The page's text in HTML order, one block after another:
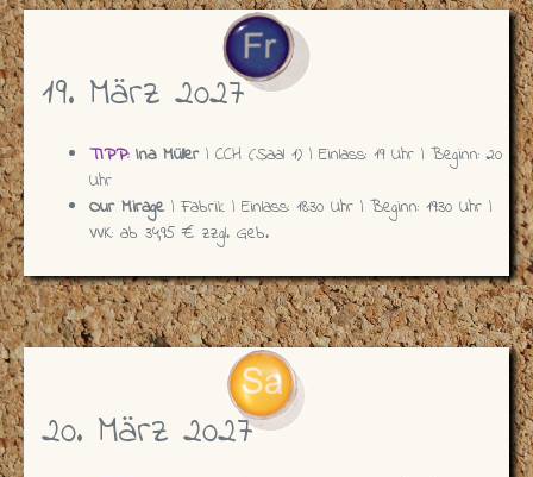
19. März 2027
TIPP:Ina Müller | CCH (Saal 1) | Einlass: 19 Uhr | Beginn: 20
Uhr
Our Mirage| Fabrik | Einlass: 18:30 Uhr | Beginn: 19:30 Uhr |
VVK: ab 34,95 € zzgl. Geb.
20. März 2027